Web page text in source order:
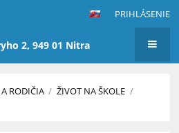
PRIHLÁSENIE
2, 949 01 Nitra
RODIČIA / ŽIVOT NA ŠKOLE /